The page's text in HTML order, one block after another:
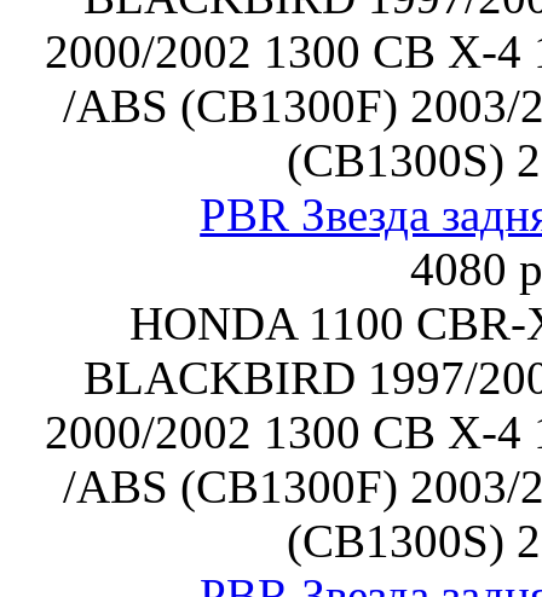
2000/2002 1300 CB X-4
/ABS (CB1300F) 2003/
(CB1300S)
PBR Звезда
4080
HONDA 1100 CBR-
BLACKBIRD 1997/
2000/2002 1300 CB X-4
/ABS (CB1300F) 2003/
(CB1300S)